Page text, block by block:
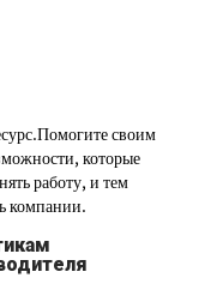
своим
которые
работу, и тем
компании.